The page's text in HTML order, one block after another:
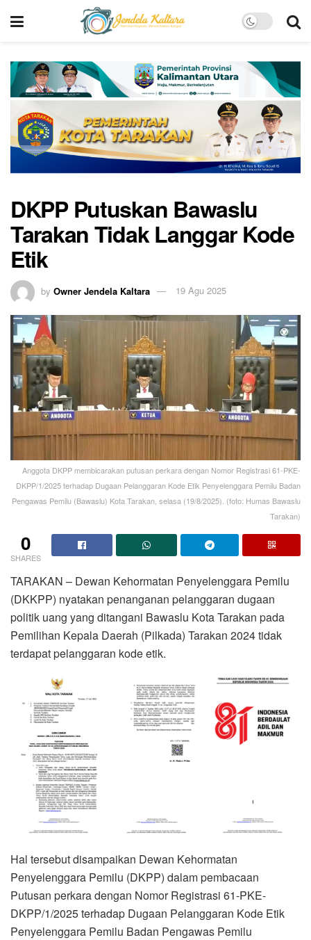
DKPP Putuskan Bawaslu
Tarakan Tidak Langgar Kode
Etik
by Owner Jendela Kaltara 19 Agu 2025
Anggota DKPP membicarakan putusan perkara dengan Nomor Registrasi 61-PKE-
DKPP/1/2025 terhadap Dugaan Pelanggaran Kode Etik Penyelenggara Pemilu Badan
Pengawas Pemilu (Bawaslu) Kota Tarakan, selasa (19/8/2025). (foto: Humas Bawaslu
Tarakan)
0
SHARES
TARAKAN – Dewan Kehormatan Penyelenggara Pemilu
(DKKPP) nyatakan penanganan pelanggaran dugaan
politik uang yang ditangani Bawaslu Kota Tarakan pada
Pemilihan Kepala Daerah (Pilkada) Tarakan 2024 tidak
terdapat pelanggaran kode etik.
Hal tersebut disampaikan Dewan Kehormatan
Penyelenggara Pemilu (DKPP) dalam pembacaan
Putusan perkara dengan Nomor Registrasi 61-PKE-
DKPP/1/2025 terhadap Dugaan Pelanggaran Kode Etik
Penyelenggara Pemilu Badan Pengawas Pemilu